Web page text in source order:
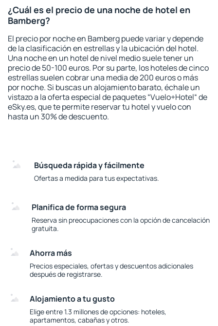
¿Cuál es el precio de una noche de hotel en
Bamberg?
El precio por noche en Bamberg puede variar y depende
de la clasificación en estrellas y la ubicación del hotel.
Una noche en un hotel de nivel medio suele tener un
precio de 50-100 euros. Por su parte, los hoteles de cinco
estrellas suelen cobrar una media de 200 euros o más
por noche. Si buscas un alojamiento barato, échale un
vistazo a la oferta especial de paquetes “Vuelo+Hotel“ de
eSky.es, que te permite reservar tu hotel y vuelo con
hasta un 30% de descuento.
Búsqueda rápida y fácilmente
Ofertas a medida para tus expectativas.
Planifica de forma segura
Reserva sin preocupaciones con la opción de cancelación
gratuita.
Ahorra más
Precios especiales, ofertas y descuentos adicionales
después de registrarse.
Alojamiento a tu gusto
Elige entre 1.3 millones de opciones: hoteles,
apartamentos, cabañas y otros.